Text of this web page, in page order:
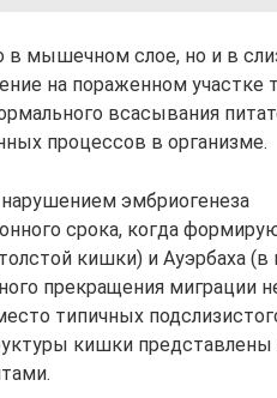
в мышечном слое, но и в
на пораженном участке
всасывания
процессов в организме.
эмбриогенеза
срока, когда
кишки) и Ауэрбаха
прекращения миграции
типичных
кишки